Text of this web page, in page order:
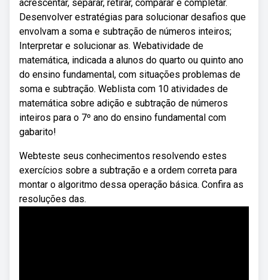
acrescentar, separar, retirar, comparar e completar.
Desenvolver estratégias para solucionar desafios que
envolvam a soma e subtração de números inteiros;
Interpretar e solucionar as. Webatividade de
matemática, indicada a alunos do quarto ou quinto ano
do ensino fundamental, com situações problemas de
soma e subtração. Weblista com 10 atividades de
matemática sobre adição e subtração de números
inteiros para o 7º ano do ensino fundamental com
gabarito!
Webteste seus conhecimentos resolvendo estes
exercícios sobre a subtração e a ordem correta para
montar o algoritmo dessa operação básica. Confira as
resoluções das.